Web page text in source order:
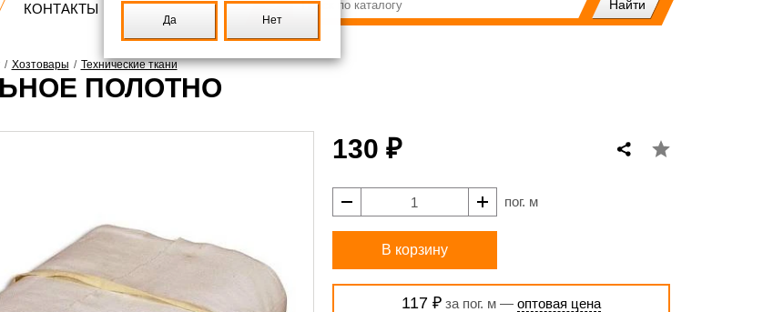
Да Нет
КОНТАКТЫ
/ Хозтовары / Технические ткани
ПОЛОТНО
130 ₽
пог. м
В корзину
117 ₽за пог. м — оптовая цена